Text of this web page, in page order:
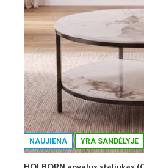
NAUJIENA YRA SANDĖLYJE